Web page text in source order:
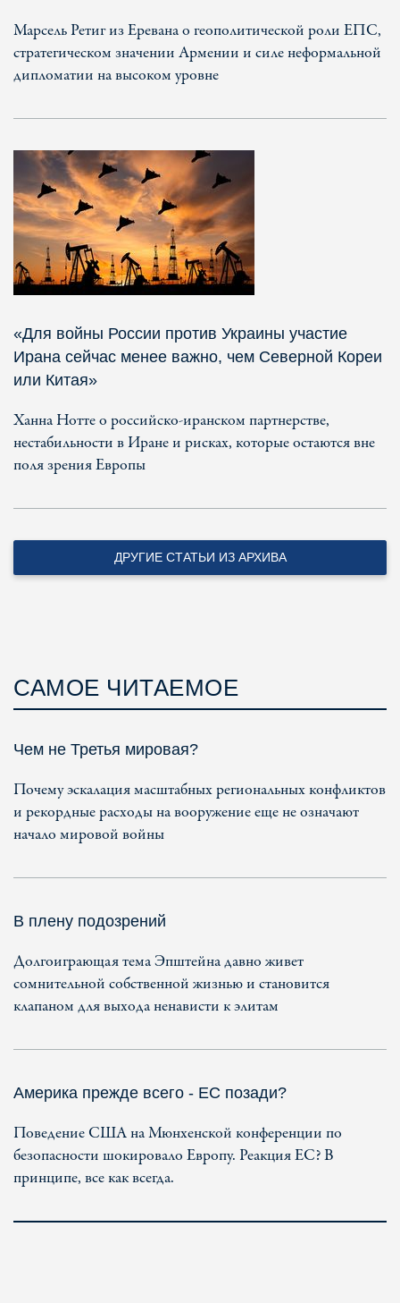
Марсель Ретиг из Еревана о геополитической роли ЕПС,
стратегическом значении Армении и силе неформальной
дипломатии на высоком уровне
«Для войны России против Украины участие
Ирана сейчас менее важно, чем Северной Кореи
или Китая»
Ханна Нотте о российско-иранском партнерстве,
нестабильности в Иране и рисках, которые остаются вне
поля зрения Европы
ДРУГИЕ СТАТЬИ ИЗ АРХИВА
САМОЕ ЧИТАЕМОЕ
Чем не Третья мировая?
Почему эскалация масштабных региональных конфликтов
и рекордные расходы на вооружение еще не означают
начало мировой войны
В плену подозрений
Долгоиграющая тема Эпштейна давно живет
сомнительной собственной жизнью и становится
клапаном для выхода ненависти к элитам
Америка прежде всего - ЕС позади?
Поведение США на Мюнхенской конференции по
безопасности шокировало Европу. Реакция ЕС? В
принципе, все как всегда.